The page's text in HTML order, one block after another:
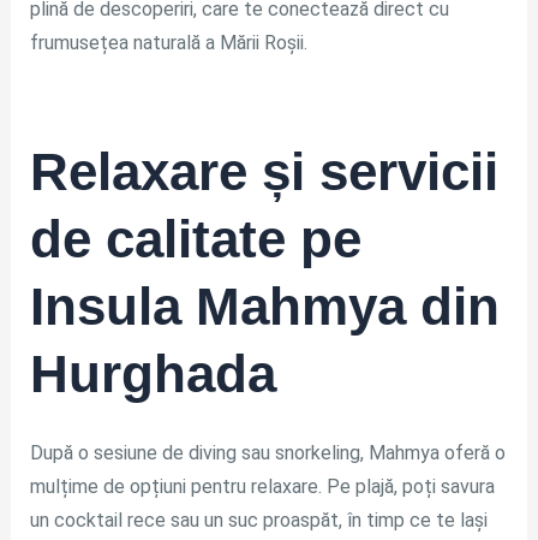
plină de descoperiri, care te conectează direct cu
frumusețea naturală a Mării Roșii.
Relaxare și servicii
de calitate pe
Insula Mahmya din
Hurghada
După o sesiune de diving sau snorkeling, Mahmya oferă o
mulțime de opțiuni pentru relaxare. Pe plajă, poți savura
un cocktail rece sau un suc proaspăt, în timp ce te lași